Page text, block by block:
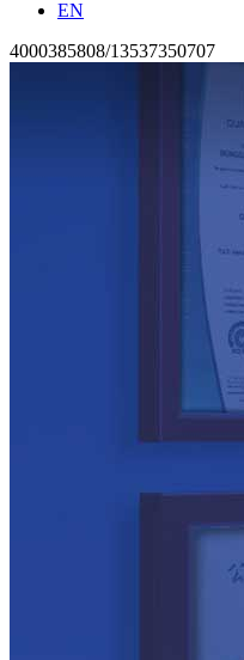
EN
4000385808/13537350707